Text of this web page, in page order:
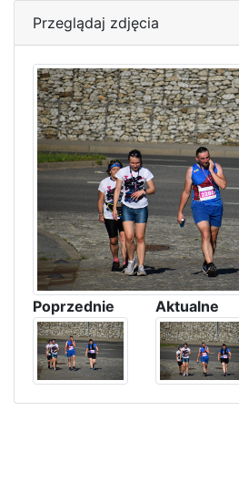
Przeglądaj zdjęcia
Poprzednie Aktualne